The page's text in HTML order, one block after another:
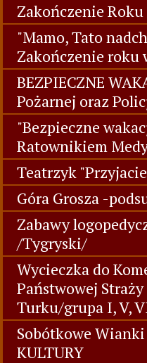
Zakończenie
"Mamo, Tato
Zakończenie roku
BEZPIECZNE
Pożarnej oraz
"Bezpieczne
Ratownikiem
Teatrzyk
Góra Grosza -
Zabawy
/Tygryski/
Wycieczka do
Państwowej
Turku/grupa I, V,
Sobótkowe
KULTURY